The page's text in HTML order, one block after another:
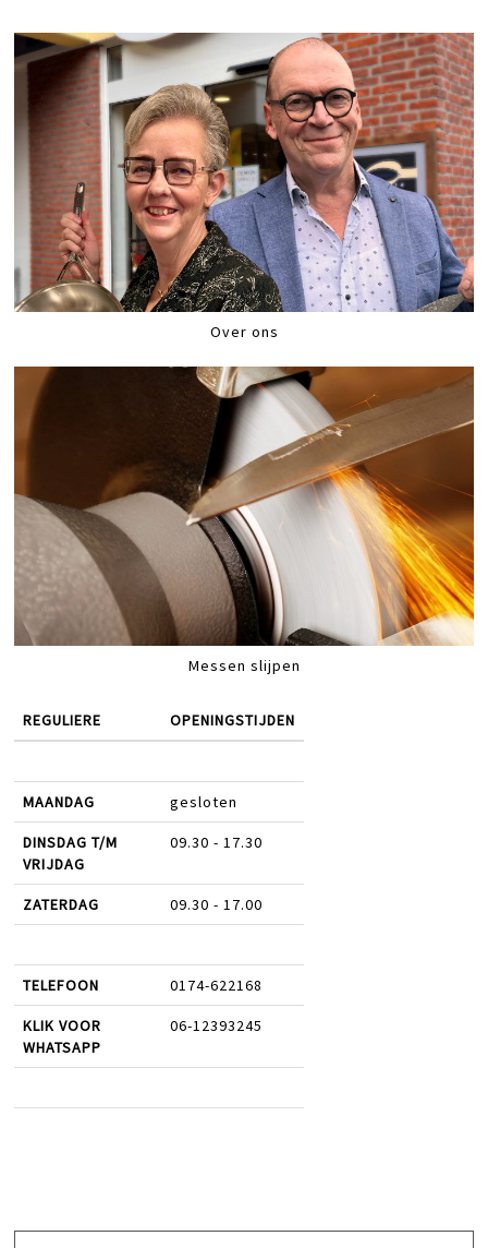
Over ons
Messen slijpen
REGULIERE OPENINGSTIJDEN
MAANDAG gesloten
DINSDAG T/M
VRIJDAG
09.30 - 17.30
ZATERDAG 09.30 - 17.00
TELEFOON 0174-622168
KLIK VOOR
WHATSAPP
06-12393245